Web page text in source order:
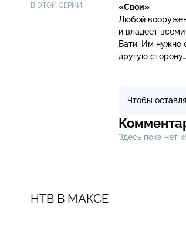
В ЭТОЙ СЕРИИ:
«Свои»
Любой
и владеет
Бати. Им нужно
другую сторону…
Чтобы
Здесь пока нет
НТВ В МАКСЕ